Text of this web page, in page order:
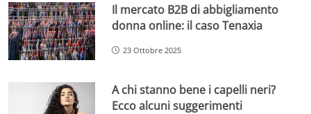
Il mercato B2B di abbigliamento
donna online: il caso Tenaxia
23 Ottobre 2025
A chi stanno bene i capelli neri?
Ecco alcuni suggerimenti